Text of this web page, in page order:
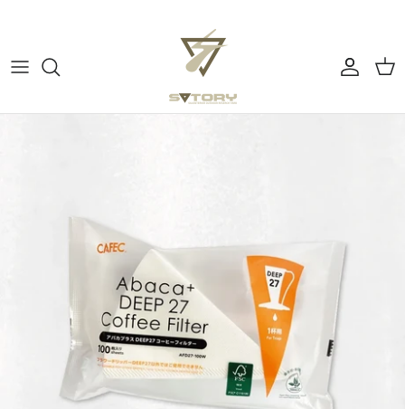
プ すべてのカテゴリー
チェア
テーブルウェア
テント・タープ
バーナー・ストーブ
ぼーっとする
よふかしの時間
ピクニックでウキウキ